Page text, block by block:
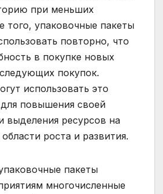
при меньших
того, упаковочные пакеты
повторно, что
в покупке новых
покупок.
использовать это
повышения своей
выделения ресурсов на
роста и развития.
пакеты
многочисленные